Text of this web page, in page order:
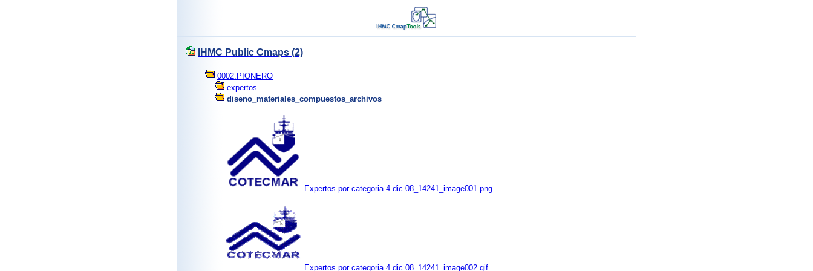
IHMC Public Cmaps (2)
0002.PIONERO
expertos
diseno_materiales_compuestos_archivos
Expertos por categoria 4 dic 08_14241_image001.png
Expertos por categoria 4 dic 08_14241_image002.gif